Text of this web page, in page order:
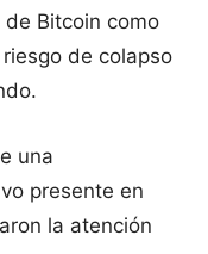
Bitcoin como
de colapso
una
presente en
la atención